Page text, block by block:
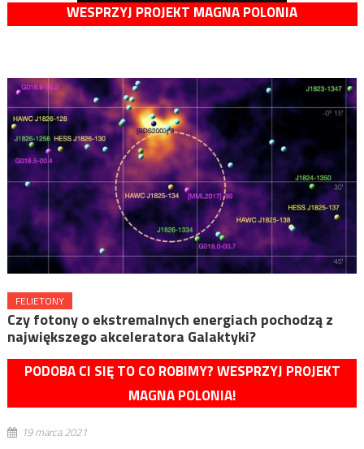
WESPRZYJ PROJEKT MAGNA POLONIA
FELIETONY
Czy fotony o ekstremalnych energiach pochodzą z
największego akceleratora Galaktyki?
PODOBA CI SIĘ TO CO ROBIMY? WESPRZYJ PROJEKT
MAGNA POLONIA!
19 marca 2021